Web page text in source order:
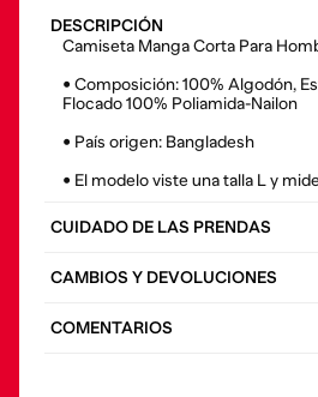
DESCRIPCIÓN
Camiseta Manga Corta Para
• Composición: 100% Algodón,
Flocado 100% Poliamida-Nailon
• País origen: Bangladesh
• El modelo viste una talla L y
CUIDADO DE LAS PRENDAS
CAMBIOS Y DEVOLUCIONES
COMENTARIOS